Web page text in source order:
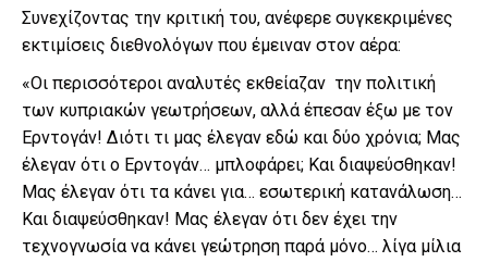
Συνεχίζοντας την κριτική του, ανέφερε συγκεκριμένες
εκτιμίσεις διεθνολόγων που έμειναν στον αέρα:
«Οι περισσότεροι αναλυτές εκθείαζαν την πολιτική
των κυπριακών γεωτρήσεων, αλλά έπεσαν έξω με τον
Ερντογάν! Διότι τι μας έλεγαν εδώ και δύο χρόνια; Μας
έλεγαν ότι ο Ερντογάν… μπλοφάρει; Και διαψεύσθηκαν!
Μας έλεγαν ότι τα κάνει για… εσωτερική κατανάλωση…
Και διαψεύσθηκαν! Μας έλεγαν ότι δεν έχει την
τεχνογνωσία να κάνει γεώτρηση παρά μόνο… λίγα μίλια